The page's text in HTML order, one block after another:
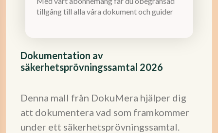
Dokumentation av
säkerhetsprövningssamtal 2026
Denna mall från DokuMera hjälper dig
att dokumentera vad som framkommer
under ett säkerhetsprövningssamtal.
tillgång till alla våra dokument och guider